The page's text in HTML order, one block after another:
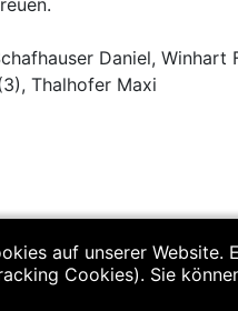
Daniel, Winhart
Thalhofer Maxi
C-Jugend (m): SSG Metten
auf unserer Website.
Cookies). Sie